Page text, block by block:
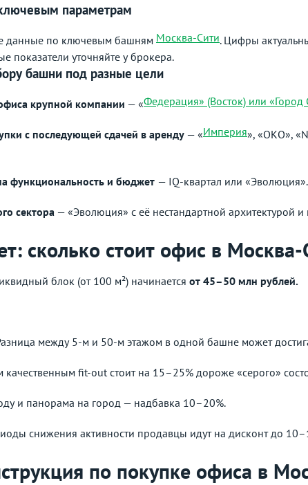
параметрам
данные по ключевым башням Москва-Сити. Цифры
показатели уточняйте у брокера.
башни под разные цели
крупной компании — «Федерация» (Восток) или «Город
с последующей сдачей в аренду — «Империя», «ОКО»,
функциональность и бюджет — IQ-квартал или
сектора — «Эволюция» с её нестандартной архитектурой
сколько стоит офис в Москва-
блок (от 100 м²) начинается от 45–50 млн рублей.
между 5-м и 50-м этажом в одной башне может
качественным fit-out стоит на 15–25% дороже «серого»
и панорама на город — надбавка 10–20%.
снижения активности продавцы идут на дисконт до
по покупке офиса в